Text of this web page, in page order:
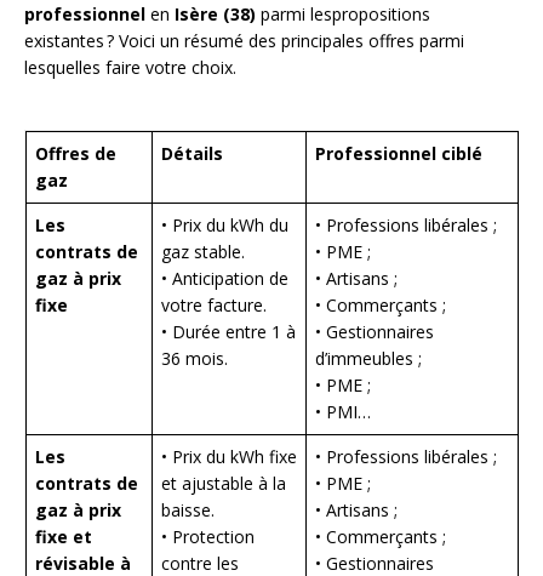
professionnel en Isère (38) parmi lespropositions
existantes ? Voici un résumé des principales offres parmi
lesquelles faire votre choix.
Offres de
gaz
Détails Professionnel ciblé
Les
contrats de
gaz à prix
fixe
• Prix du kWh du
gaz stable.
• Anticipation de
votre facture.
• Durée entre 1 à
36 mois.
• Professions libérales ;
• PME ;
• Artisans ;
• Commerçants ;
• Gestionnaires
d’immeubles ;
• PME ;
• PMI…
Les
contrats de
gaz à prix
fixe et
révisable à
• Prix du kWh fixe
et ajustable à la
baisse.
• Protection
contre les
• Professions libérales ;
• PME ;
• Artisans ;
• Commerçants ;
• Gestionnaires